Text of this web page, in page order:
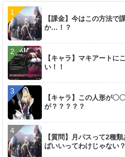
【課金】今はこの方法で
か…！？
【キャラ】マキアートに
い！！
【キャラ】この人形が〇
が？？？？？
【質問】月パスって2種
ばいいってわけじゃない？